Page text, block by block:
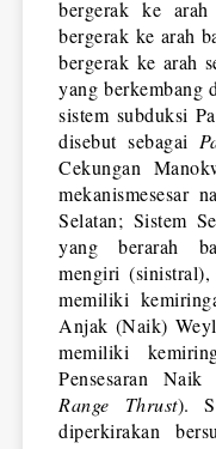
bergerak ke
bergerak ke arah
bergerak ke arah
yang berkembang
sistem subduksi
disebut sebagai
Cekungan
mekanismesesar
Selatan; Sistem
yang berarah
mengiri
memiliki
Anjak (Naik)
memiliki
Pensesaran
Range Thrust).
diperkirakan